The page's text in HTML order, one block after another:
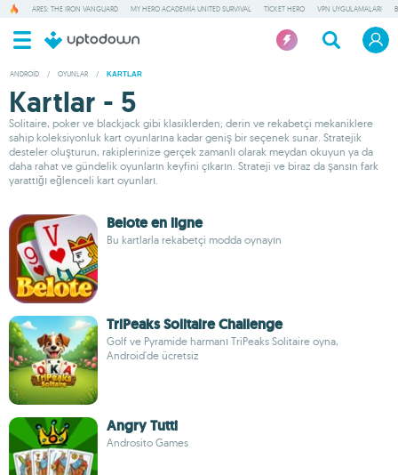
ARES: THE IRON VANGUARD MY HERO ACADEMIA UNITED SURVIVAL TICKET HERO VPN UYGULAMALARI
ANDROID / OYUNLAR / KARTLAR
Kartlar - 5
Solitaire, poker ve blackjack gibi klasiklerden; derin ve rekabetçi mekaniklere
sahip koleksiyonluk kart oyunlarına kadar geniş bir seçenek sunar. Stratejik
desteler oluşturun, rakiplerinize gerçek zamanlı olarak meydan okuyun ya da
daha rahat ve gündelik oyunların keyfini çıkarın. Strateji ve biraz da şansın fark
yarattığı eğlenceli kart oyunları.
Belote en ligne
Bu kartlarla rekabetçi modda oynayın
TriPeaks Solitaire Challenge
Golf ve Pyramide harmanı TriPeaks Solitaire oyna,
Android'de ücretsiz
Angry Tutti
Androsito Games